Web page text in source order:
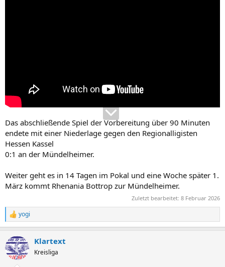
Das abschließende Spiel der Vorbereitung über 90 Minuten
endete mit einer Niederlage gegen den Regionalligisten
Hessen Kassel
0:1 an der Mündelheimer.
Weiter geht es in 14 Tagen im Pokal und eine Woche später 1.
März kommt Rhenania Bottrop zur Mündelheimer.
Zuletzt bearbeitet: 8 Februar 2026
R
e
k
t
i
yogi
Klartext
Kreisliga